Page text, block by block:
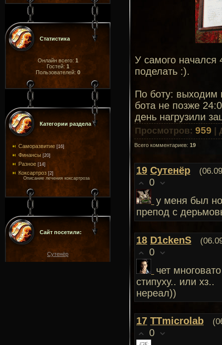
Статистика
Онлайн всего: 1
Гостей: 1
Пользователей: 0
Категории раздела
Саморазвитие [16]
Финансы [20]
Разное [14]
Коксартроз [2]
Описание лечения коксартроза
Сайт посетили:
Сутенёр
У самого начался
поделать :).
По боту: выходим
бота не позже
день нагрузили
Просмотров: 959
Всего комментариев: 19
19 Сутенёр
0
у меня был
препод с
18 D1ckenS
0
чет
стипуху.. или хз..
нереал))
17 TTmicrolab
0